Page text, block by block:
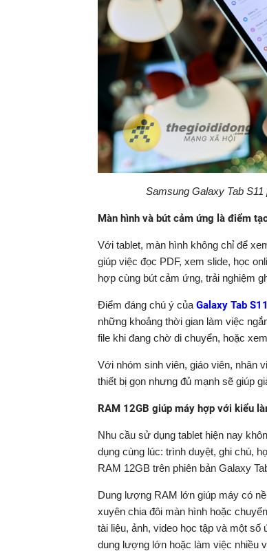
Samsung Galaxy Tab
Màn hình và bút cảm ứng là điểm
Với tablet, màn hình không chỉ để
giúp việc đọc PDF, xem slide, học
hợp cùng bút cảm ứng, trải nghiệm
Điểm đáng chú ý của Galaxy Tab S11
những khoảng thời gian làm việc
file khi đang chờ di chuyển, hoặc
Với nhóm sinh viên, giáo viên, nhân
thiết bị gọn nhưng đủ mạnh sẽ giúp
RAM 12GB giúp máy hợp với kiểu
Nhu cầu sử dụng tablet hiện nay
dụng cùng lúc: trình duyệt, ghi chú,
RAM 12GB trên phiên bản Galaxy
Dung lượng RAM lớn giúp máy có
xuyên chia đôi màn hình hoặc
tài liệu, ảnh, video học tập và một
dung lượng lớn hoặc làm việc nhiều